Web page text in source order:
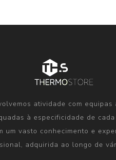
atividade com equipas
à especificidade de
um vasto conhecimento e
adquirida ao longo de